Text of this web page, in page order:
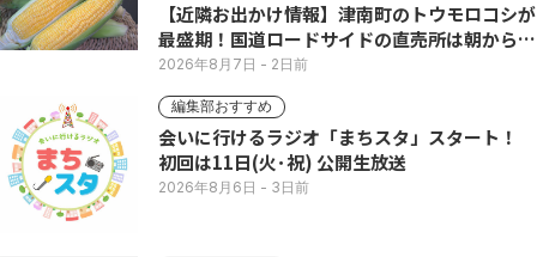
【近隣お出かけ情報】津南町のトウモロコシが
最盛期！国道ロードサイドの直売所は朝から長
い列
2026年8月7日 - 2日前
編集部おすすめ
会いに行けるラジオ「まちスタ」スタート！
初回は11日(火･祝) 公開生放送
2026年8月6日 - 3日前